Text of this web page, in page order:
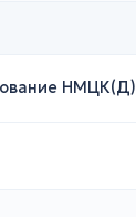
НМЦК(Д)